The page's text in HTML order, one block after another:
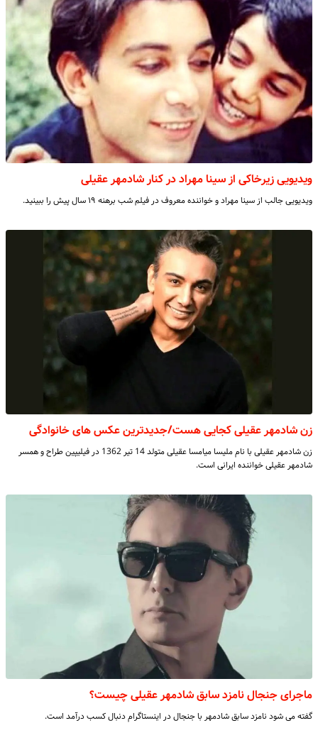
ویدیویی زیرخاکی از سینا مهراد در کنار شادمهر عقیلی
ویدیویی جالب از سینا مهراد و خواننده معروف در فیلم شب برهنه ۱۹ سال پیش را ببینید.
زن شادمهر عقیلی کجایی هست/جدیدترین عکس های خانوادگی
زن شادمهر عقیلی با نام ملیسا میامسا عقیلی متولد 14 تیر 1362 در فیلیپین طراح و همسر
شادمهر عقیلی خواننده ایرانی است.
ماجرای جنجال نامزد سابق شادمهر عقیلی چیست؟
گفته می شود نامزد سابق شادمهر با جنجال در اینستاگرام دنبال کسب درآمد است.